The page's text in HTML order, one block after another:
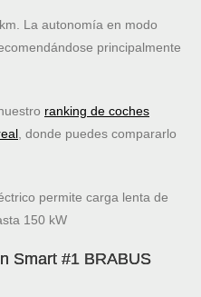
La autonomía en modo
principalmente
ranking de coches
, donde puedes compararlo
permite carga lenta de
150 kW
Smart #1 BRABUS